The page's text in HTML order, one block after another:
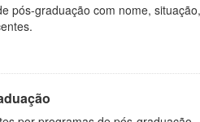
pós-graduação com nome,